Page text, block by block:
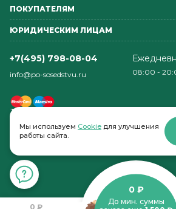
ПОКУПАТЕЛЯМ
ЮРИДИЧЕСКИМ ЛИЦАМ
+7(495) 798-08-04
info@po-sosedstvu.ru 08:00 -
© 2022-2026 . По соседству
0 ₽
0 ₽
До мин. суммы
Мы используем Cookie для улучшения
работы сайта.